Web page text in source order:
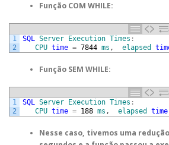
Função COM WHILE:
1
2
SQL Server Execution Times :
CPU time = 7844 ms , elapsed
Função SEM WHILE:
1
2
SQL Server Execution Times :
CPU time = 188 ms , elapsed time
Nesse caso, tivemos uma